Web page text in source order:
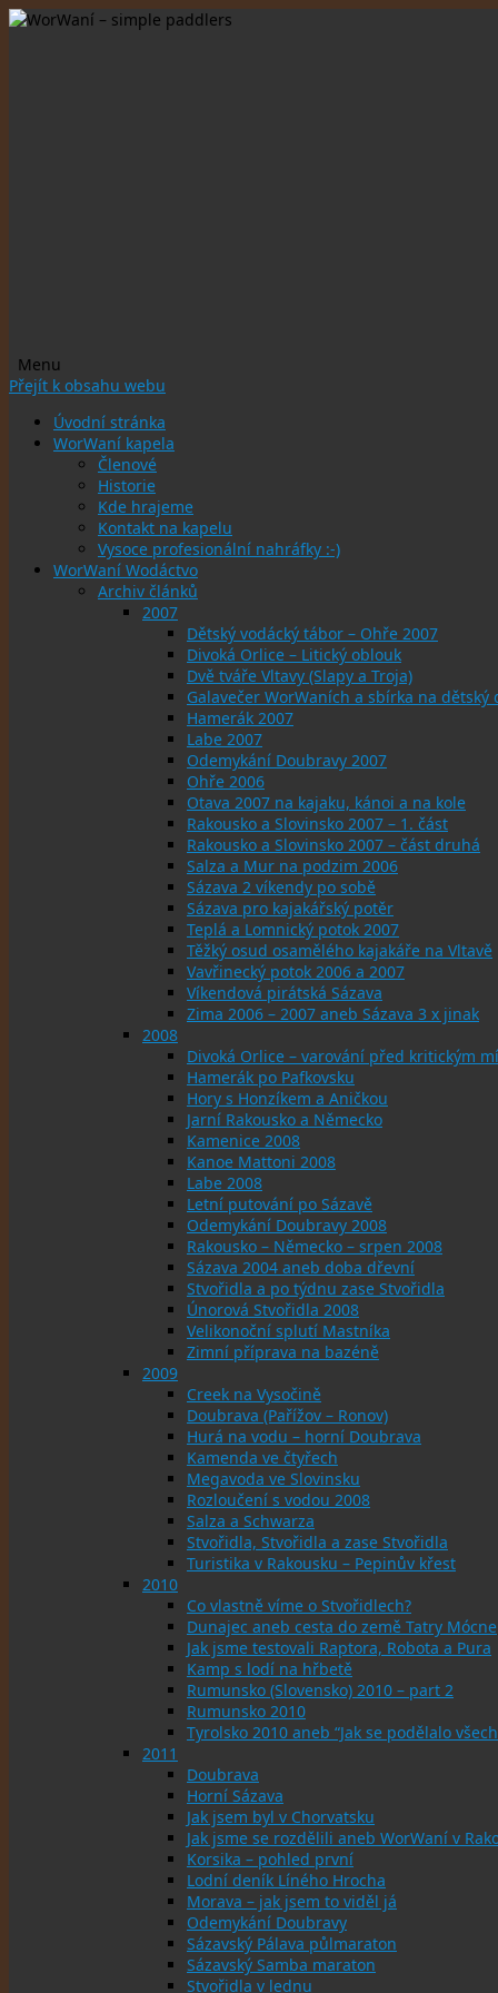
Menu
Přejít k obsahu webu
Úvodní stránka
WorWaní kapela
Členové
Historie
Kde hrajeme
Kontakt na kapelu
Vysoce profesionální nahráfky :-)
WorWaní Wodáctvo
Archiv článků
2007
Dětský vodácký tábor – Ohře 2007
Divoká Orlice – Litický oblouk
Dvě tváře Vltavy (Slapy a Troja)
Galavečer WorWaních a sbírka na dětský
Hamerák 2007
Labe 2007
Odemykání Doubravy 2007
Ohře 2006
Otava 2007 na kajaku, kánoi a na kole
Rakousko a Slovinsko 2007 – 1. část
Rakousko a Slovinsko 2007 – část druhá
Salza a Mur na podzim 2006
Sázava 2 víkendy po sobě
Sázava pro kajakářský potěr
Teplá a Lomnický potok 2007
Těžký osud osamělého kajakáře na Vltavě
Vavřinecký potok 2006 a 2007
Víkendová pirátská Sázava
Zima 2006 – 2007 aneb Sázava 3 x jinak
2008
Divoká Orlice – varování před kritickým
Hamerák po Pafkovsku
Hory s Honzíkem a Aničkou
Jarní Rakousko a Německo
Kamenice 2008
Kanoe Mattoni 2008
Labe 2008
Letní putování po Sázavě
Odemykání Doubravy 2008
Rakousko – Německo – srpen 2008
Sázava 2004 aneb doba dřevní
Stvořidla a po týdnu zase Stvořidla
Únorová Stvořidla 2008
Velikonoční splutí Mastníka
Zimní příprava na bazéně
2009
Creek na Vysočině
Doubrava (Pařížov – Ronov)
Hurá na vodu – horní Doubrava
Kamenda ve čtyřech
Megavoda ve Slovinsku
Rozloučení s vodou 2008
Salza a Schwarza
Stvořidla, Stvořidla a zase Stvořidla
Turistika v Rakousku – Pepinův křest
2010
Co vlastně víme o Stvořidlech?
Dunajec aneb cesta do země Tatry Mócne
Jak jsme testovali Raptora, Robota a Pura
Kamp s lodí na hřbetě
Rumunsko (Slovensko) 2010 – part 2
Rumunsko 2010
Tyrolsko 2010 aneb “Jak se podělalo
2011
Doubrava
Horní Sázava
Jak jsem byl v Chorvatsku
Jak jsme se rozdělili aneb WorWaní v
Korsika – pohled první
Lodní deník Líného Hrocha
Morava – jak jsem to viděl já
Odemykání Doubravy
Sázavský Pálava půlmaraton
Sázavský Samba maraton
Stvořidla v lednu